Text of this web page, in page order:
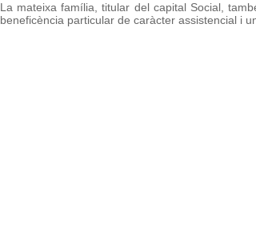
La mateixa família, titular del capital Social,
beneficència particular de caràcter assistencial i